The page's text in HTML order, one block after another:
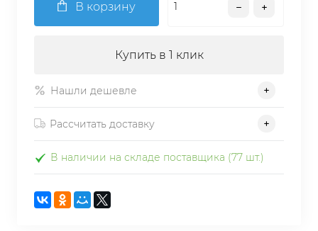
В корзину
Купить в 1 клик
Нашли дешевле
Рассчитать доставку
В наличии на складе поставщика (77 шт.)